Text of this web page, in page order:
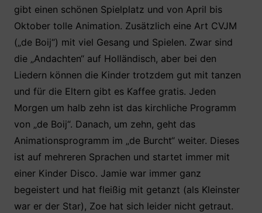
gibt einen schönen Spielplatz und von April bis
Oktober tolle Animation. Zusätzlich eine Art CVJM
(„de Boij“) mit viel Gesang und Spielen. Zwar sind
die „Andachten“ auf Holländisch, aber bei den
Liedern können die Kinder trotzdem gut mit tanzen
und für die Eltern gibt es Kaffee gratis. Jeden
Morgen um halb zehn ist das kirchliche Programm
von „de Boij“. Danach, um zehn, geht das
Animationsprogramm im „de Burcht“ weiter. Dieses
ist auf mehreren Sprachen und startet immer mit
einer Kinder Disco. Jamie war immer ganz
begeistert und hat fleißig mit getanzt (als Kleinster
war er der Star), Zoe hat sich leider nicht getraut.